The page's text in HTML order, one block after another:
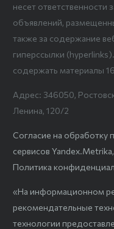
несет ответственности
объявлений,
также за содержание
гиперссылки
содержать материалы
Адрес: 346050,
Ленина, 120/2
Согласие на
сервисов
Политика
«На информационном
рекомендательные
технологии